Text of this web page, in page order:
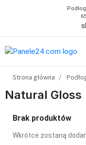
Strona główna
Natural Gloss
Brak produktów
Wkrótce zostaną